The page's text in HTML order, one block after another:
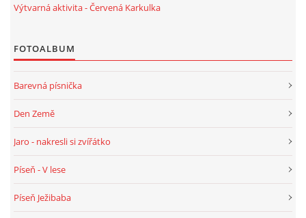
SVATÝ VÁCLAV
HALLOWEEN
Výtvarná aktivita - Červená Karkulka
FOTOALBUM
Barevná písnička
Den Země
Jaro - nakresli si zvířátko
Píseň - V lese
Píseň Ježibaba